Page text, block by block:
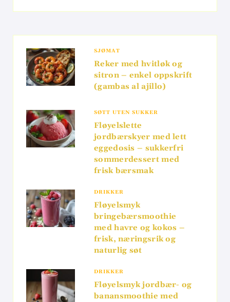
SJØMAT
Reker med hvitløk og
sitron – enkel oppskrift
(gambas al ajillo)
SØTT UTEN SUKKER
Fløyelslette
jordbærskyer med lett
eggedosis – sukkerfri
sommerdessert med
frisk bærsmak
DRIKKER
Fløyelsmyk
bringebærsmoothie
med havre og kokos –
frisk, næringsrik og
naturlig søt
DRIKKER
Fløyelsmyk jordbær- og
banansmoothie med